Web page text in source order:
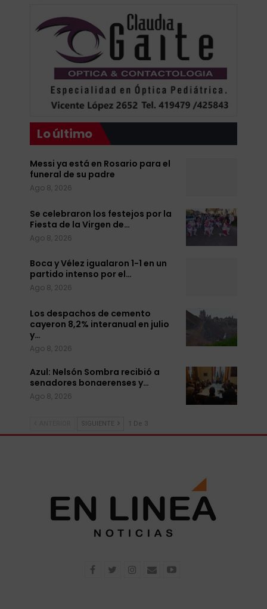
Lo último
Messi ya está en Rosario para el
funeral de su padre
Ago 8, 2026
Se celebraron los festejos por la
Fiesta de la Virgen de…
Ago 8, 2026
Boca y Vélez igualaron 1-1 en un
partido intenso por el…
Ago 8, 2026
Los despachos de cemento
cayeron 8,2% interanual en julio
y…
Ago 8, 2026
Azul: Nelsón Sombra recibió a
senadores bonaerenses y…
Ago 8, 2026
SIGUIENTE 1 De 3